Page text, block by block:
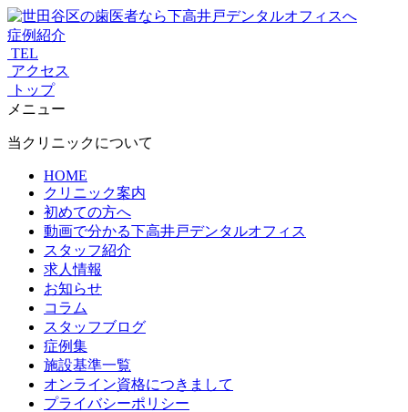
症例紹介
TEL
アクセス
トップ
メニュー
当クリニックについて
HOME
クリニック案内
初めての方へ
動画で分かる下高井戸デンタルオフィス
スタッフ紹介
求人情報
お知らせ
コラム
スタッフブログ
症例集
施設基準一覧
オンライン資格につきまして
プライバシーポリシー